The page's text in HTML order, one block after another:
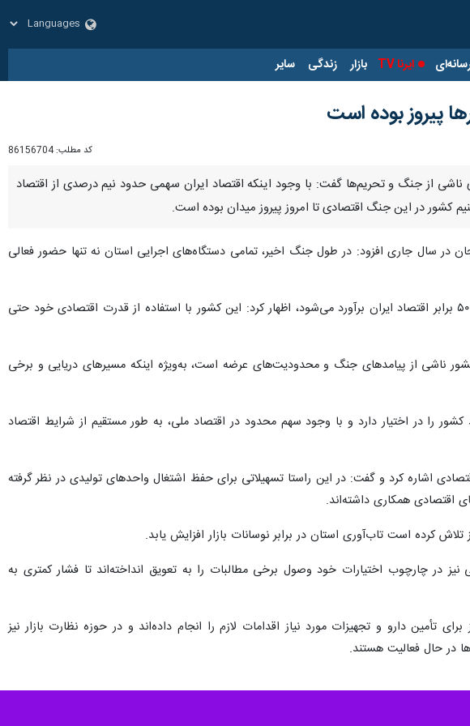
ایرنا TV بازار زندگی سایر
پیروز بوده است
کد مطلب: 86156704